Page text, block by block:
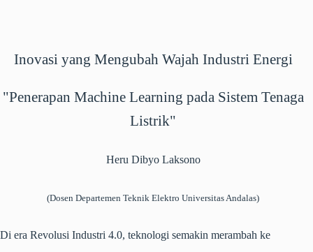
Inovasi yang Mengubah Wajah Industri Energi
"Penerapan Machine Learning pada Sistem Tenaga
Listrik"
Heru Dibyo Laksono
(Dosen Departemen Teknik Elektro Universitas Andalas)
Di era Revolusi Industri 4.0, teknologi semakin merambah ke